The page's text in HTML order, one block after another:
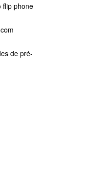
flip phone
de pré-